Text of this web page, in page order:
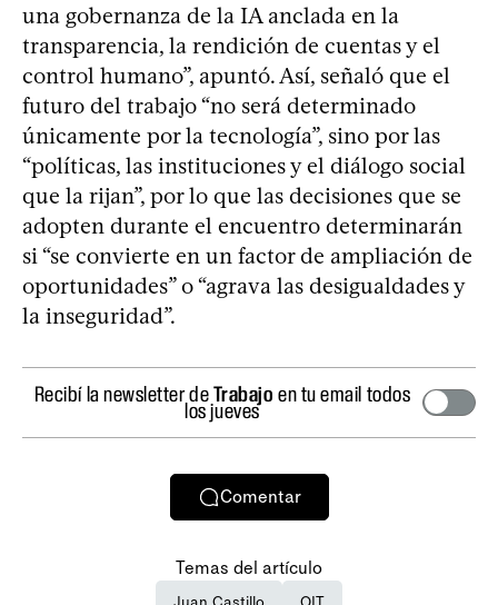
una gobernanza de la IA anclada en la
transparencia, la rendición de cuentas y el
control humano”, apuntó. Así, señaló que el
futuro del trabajo “no será determinado
únicamente por la tecnología”, sino por las
“políticas, las instituciones y el diálogo social
que la rijan”, por lo que las decisiones que se
adopten durante el encuentro determinarán
si “se convierte en un factor de ampliación de
oportunidades” o “agrava las desigualdades y
la inseguridad”.
Recibí la newsletter deTrabajo en tu email todos
los jueves
Comentar
Temas del artículo